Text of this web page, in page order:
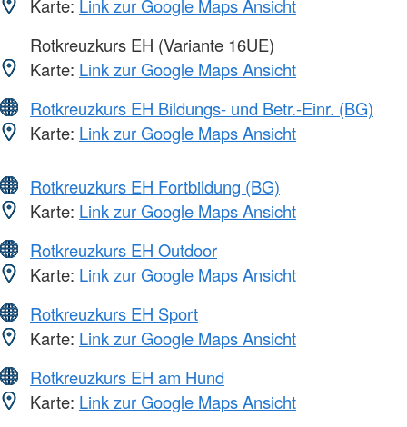
Karte: Link zur Google Maps Ansicht
Rotkreuzkurs EH (Variante 16UE)
Karte: Link zur Google Maps Ansicht
Rotkreuzkurs EH Bildungs- und Betr.-Einr. (BG)
Karte: Link zur Google Maps Ansicht
Rotkreuzkurs EH Fortbildung (BG)
Karte: Link zur Google Maps Ansicht
Rotkreuzkurs EH Outdoor
Karte: Link zur Google Maps Ansicht
Rotkreuzkurs EH Sport
Karte: Link zur Google Maps Ansicht
Rotkreuzkurs EH am Hund
Karte: Link zur Google Maps Ansicht